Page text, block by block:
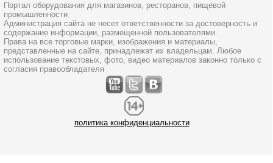
Портал оборудования для магазинов, ресторанов, пищевой
промышленности
Администрация сайта не несет ответственности за достоверность и
содержание информации, размещенной пользователями.
Права на все торговые марки, изображения и материалы,
представленные на сайте, принадлежат их владельцам. Любое
использование текстовых, фото, видео материалов законно только с
согласия правообладателя
политика конфиденциальности